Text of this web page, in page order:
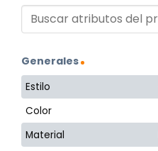
Generales
Estilo
Color
Material